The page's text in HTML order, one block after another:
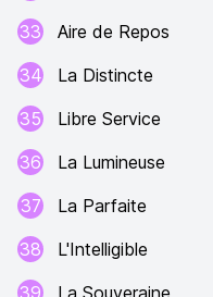
33
Aire de Repos
34
La Distincte
35
Libre Service
36
La Lumineuse
37
La Parfaite
38
L'Intelligible
39
La Souveraine